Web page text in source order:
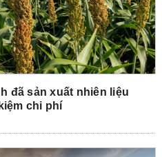
đã sản xuất nhiên liệu
chi phí